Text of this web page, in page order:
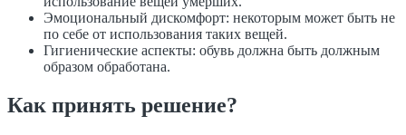
Эмоциональный дискомфорт: некоторым может быть не
по себе от использования таких вещей.
Гигиенические аспекты: обувь должна быть должным
образом обработана.
Как принять решение?